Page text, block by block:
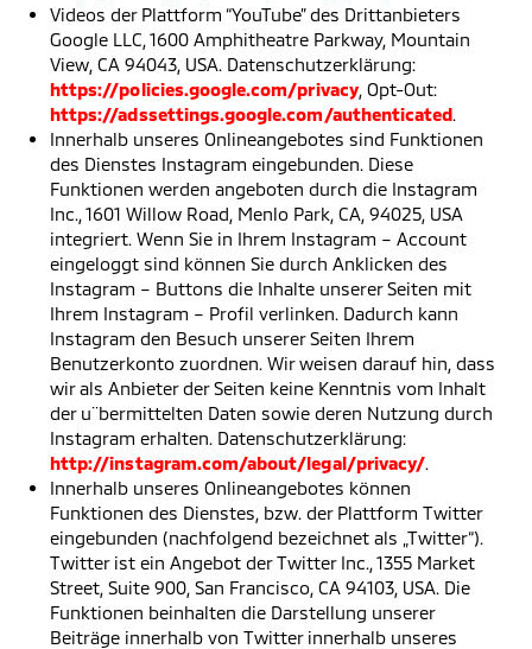
Videos der Plattform “YouTube” des Drittanbieters
Google LLC, 1600 Amphitheatre Parkway, Mountain
View, CA 94043, USA. Datenschutzerklärung:
https://policies.google.com/privacy, Opt-Out:
https://adssettings.google.com/authenticated.
Innerhalb unseres Onlineangebotes sind Funktionen
des Dienstes Instagram eingebunden. Diese
Funktionen werden angeboten durch die Instagram
Inc., 1601 Willow Road, Menlo Park, CA, 94025, USA
integriert. Wenn Sie in Ihrem Instagram – Account
eingeloggt sind können Sie durch Anklicken des
Instagram – Buttons die Inhalte unserer Seiten mit
Ihrem Instagram – Profil verlinken. Dadurch kann
Instagram den Besuch unserer Seiten Ihrem
Benutzerkonto zuordnen. Wir weisen darauf hin, dass
wir als Anbieter der Seiten keine Kenntnis vom Inhalt
der u¨bermittelten Daten sowie deren Nutzung durch
Instagram erhalten. Datenschutzerklärung:
http://instagram.com/about/legal/privacy/.
Innerhalb unseres Onlineangebotes können
Funktionen des Dienstes, bzw. der Plattform Twitter
eingebunden (nachfolgend bezeichnet als „Twitter“).
Twitter ist ein Angebot der Twitter Inc., 1355 Market
Street, Suite 900, San Francisco, CA 94103, USA. Die
Funktionen beinhalten die Darstellung unserer
Beiträge innerhalb von Twitter innerhalb unseres